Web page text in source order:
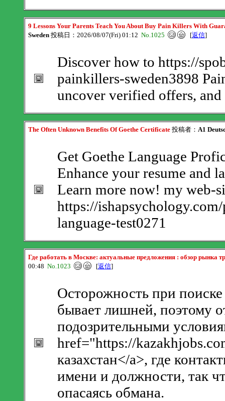
9 Lessons Your Parents Teach You About Buy Pain Killers With
Sweden 投稿日：2026/08/07(Fri) 01:12 No.1025 [返信]
Discover how to https://
painkillers-sweden3898
uncover verified offers,
The Often Unknown Benefits Of Goethe Certificate 投稿者： A1
Get Goethe Language
Enhance your resume and
Learn more now! my web-
https://
language-test0271
Где работать в Москве: актуальные предложения : обзор рынка
00:48 No.1023 [返信]
Осторожность при поиске
бывает лишней, поэтому
подозрительными
href="https://
казахстан</a>, где
имени и должности, так
опасаясь обмана.